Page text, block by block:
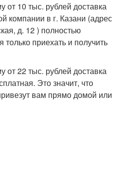
от 10 тыс. рублей доставка
компании в г. Казани (адрес
д. 12 ) полностью
только приехать и получить
от 22 тыс. рублей доставка
Это значит, что
вам прямо домой или